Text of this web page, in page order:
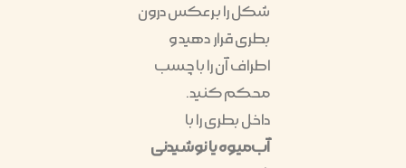
شکل را برعکس درون
بطری قرار دهید و
اطراف آن را با چسب
محکم کنید.
داخل بطری را با
آب‌میوه یا نوشیدنی